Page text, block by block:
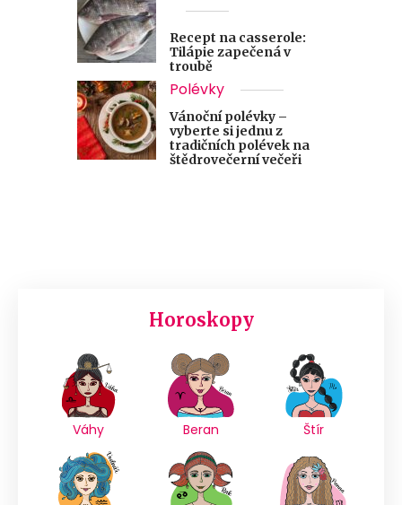
Recept na casserole:
Tilápie zapečená v
troubě
Polévky
Vánoční polévky –
vyberte si jednu z
tradičních polévek na
štědrovečerní večeři
Horoskopy
Váhy Beran Štír